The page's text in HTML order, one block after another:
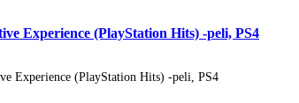
Experience (PlayStation Hits) -peli, PS4
Experience (PlayStation Hits) -peli, PS4